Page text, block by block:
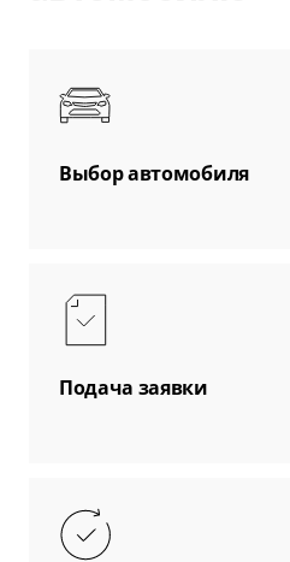
Выбор автомобиля
Подача заявки